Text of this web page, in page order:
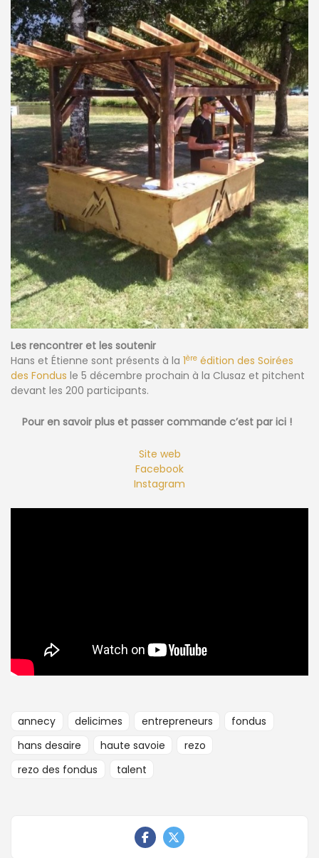
Les rencontrer et les soutenir
Hans et Étienne sont présents à la 1ère édition des Soirées
des Fondus le 5 décembre prochain à la Clusaz et pitchent
devant les 200 participants.
Pour en savoir plus et passer commande c’est par ici !
Site web
Facebook
Instagram
annecy delicimes entrepreneurs
fondus
hans desaire
haute savoie
rezo
rezo des fondus
talent